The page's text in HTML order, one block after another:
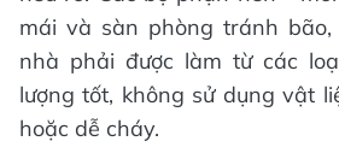
mái và sàn phòng tránh
nhà phải được làm từ các
lượng tốt, không sử dụng vật
hoặc dễ cháy.